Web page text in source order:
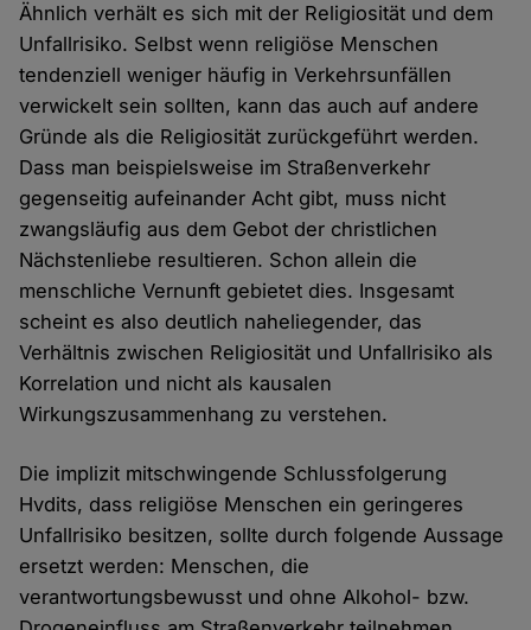
Ähnlich verhält es sich mit der Religiosität und dem
Unfallrisiko. Selbst wenn religiöse Menschen
tendenziell weniger häufig in Verkehrsunfällen
verwickelt sein sollten, kann das auch auf andere
Gründe als die Religiosität zurückgeführt werden.
Dass man beispielsweise im Straßenverkehr
gegenseitig aufeinander Acht gibt, muss nicht
zwangsläufig aus dem Gebot der christlichen
Nächstenliebe resultieren. Schon allein die
menschliche Vernunft gebietet dies. Insgesamt
scheint es also deutlich naheliegender, das
Verhältnis zwischen Religiosität und Unfallrisiko als
Korrelation und nicht als kausalen
Wirkungszusammenhang zu verstehen.
Die implizit mitschwingende Schlussfolgerung
Hvdits, dass religiöse Menschen ein geringeres
Unfallrisiko besitzen, sollte durch folgende Aussage
ersetzt werden: Menschen, die
verantwortungsbewusst und ohne Alkohol- bzw.